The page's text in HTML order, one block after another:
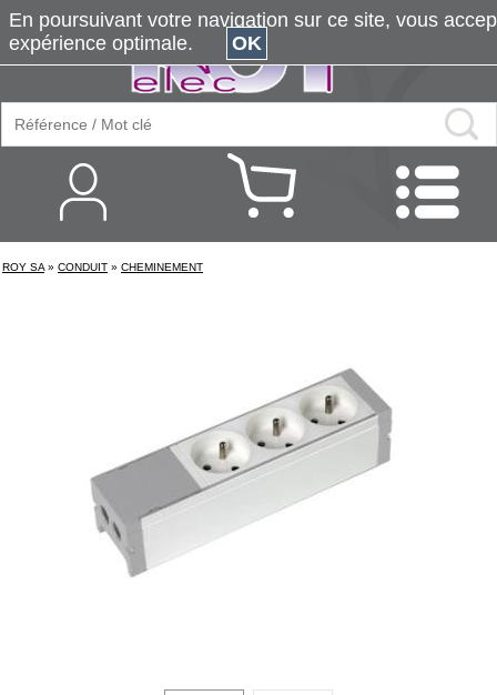
ROY SA » CONDUIT » CHEMINEMENT
En poursuivant votre navigation sur ce site, vous
expérience optimale.
OK